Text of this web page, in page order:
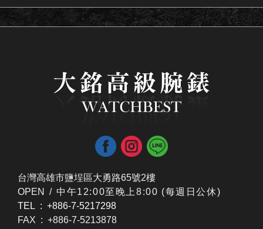
台灣高雄市鹽埕區大勇路65號2樓
OPEN / ​中午12:00至晚上8:00 (每週日公休)
TEL : +886-7-5217298
FAX : +886-7-5213878